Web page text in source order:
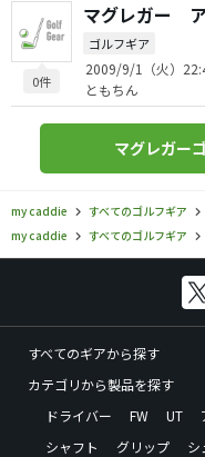
0件
マグレガー
ゴルフギア
2009/9/1（火）
ともちん
マグレガー
my caddie すべてのゴルフギア
my caddie
すべてのゴルフギア
すべてのギアから探す
カテゴリから製品を探す
ドライバー
FW UT
シャフト
グリップ シ